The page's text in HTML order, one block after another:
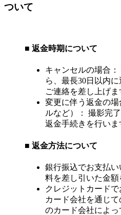
ついて
■ 返金時期について
キャンセルの場合
ら、最長30日以内
ご連絡を差し上げま
変更に伴う返金の
ルなど）： 撮影完
返金手続きを行いま
■ 返金方法について
銀行振込でお支払
料を差し引いた金額
クレジットカード
カード会社を通じ
のカード会社によ